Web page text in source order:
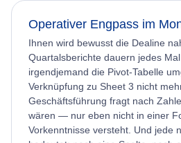
Operativer Engpass im
Ihnen wird bewusst die Dealine
Quartalsberichte dauern jedes
irgendjemand die Pivot-Tabelle
Verknüpfung zu Sheet 3 nicht
Geschäftsführung fragt nach
wären — nur eben nicht in einer
Vorkenntnisse versteht. Und jede